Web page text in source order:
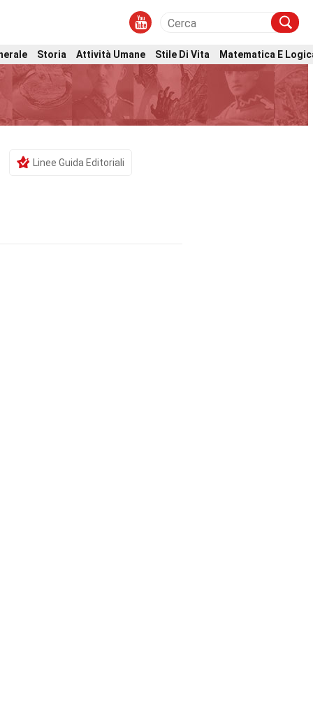
Storia Attività Umane Stile Di Vita Matematica E
Linee Guida Editoriali